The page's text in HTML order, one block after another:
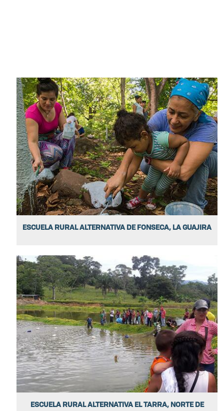
ESCUELA RURAL ALTERNATIVA DE FONSECA, LA GUAJIRA
ESCUELA RURAL ALTERNATIVA EL TARRA, NORTE DE